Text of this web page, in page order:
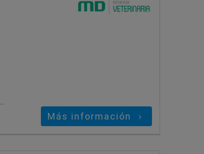
Más información